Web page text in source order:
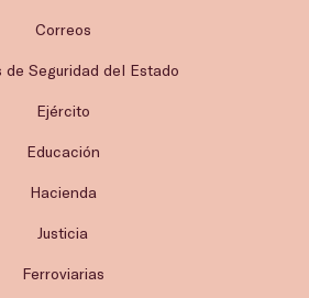
Correos
de Seguridad del Estado
Ejército
Educación
Hacienda
Justicia
Ferroviarias